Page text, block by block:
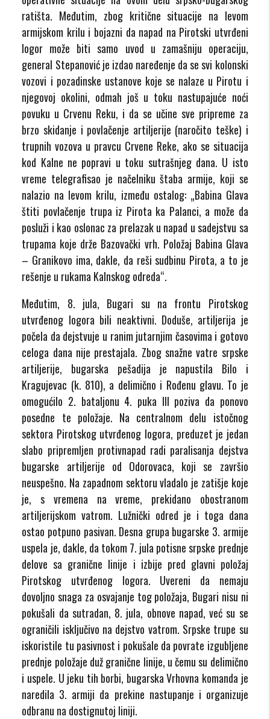
ratišta. Međutim, zbog kritične situacije na levom
armijskom krilu i bojazni da napad na Pirotski utvrđeni
logor može biti samo uvod u zamašniju operaciju,
general Stepanović je izdao naređenje da se svi kolonski
vozovi i pozadinske ustanove koje se nalaze u Pirotu i
njegovoj okolini, odmah još u toku nastupajuće noći
povuku u Crvenu Reku, i da se učine sve pripreme za
brzo skidanje i povlačenje artiljerije (naročito teške) i
trupnih vozova u pravcu Crvene Reke, ako se situacija
kod Kalne ne popravi u toku sutrašnjeg dana. U isto
vreme telegrafisao je načelniku štaba armije, koji se
nalazio na levom krilu, između ostalog: „Babina Glava
štiti povlačenje trupa iz Pirota ka Palanci, a može da
posluži i kao oslonac za prelazak u napad u sadejstvu sa
trupama koje drže Bazovački vrh. Položaj Babina Glava
– Granikovo ima, dakle, da reši sudbinu Pirota, a to je
rešenje u rukama Kalnskog odreda“.
Međutim, 8. jula, Bugari su na frontu Pirotskog
utvrđenog logora bili neaktivni. Doduše, artiljerija je
počela da dejstvuje u ranim jutarnjim časovima i gotovo
celoga dana nije prestajala. Zbog snažne vatre srpske
artiljerije, bugarska pešadija je napustila Bilo i
Kragujevac (k. 810), a delimično i Rođenu glavu. To je
omogućilo 2. bataljonu 4. puka III poziva da ponovo
posedne te položaje. Na centralnom delu istočnog
sektora Pirotskog utvrđenog logora, preduzet je jedan
slabo pripremljen protivnapad radi paralisanja dejstva
bugarske artiljerije od Odorovaca, koji se završio
neuspešno. Na zapadnom sektoru vladalo je zatišje koje
je, s vremena na vreme, prekidano obostranom
artiljerijskom vatrom. Lužnički odred je i toga dana
ostao potpuno pasivan. Desna grupa bugarske 3. armije
uspela je, dakle, da tokom 7. jula potisne srpske prednje
delove sa granične linije i izbije pred glavni položaj
Pirotskog utvrđenog logora. Uvereni da nemaju
dovoljno snaga za osvajanje tog položaja, Bugari nisu ni
pokušali da sutradan, 8. jula, obnove napad, već su se
ograničili isključivo na dejstvo vatrom. Srpske trupe su
iskoristile tu pasivnost i pokušale da povrate izgubljene
prednje položaje duž granične linije, u čemu su delimično
i uspele. U jeku tih borbi, bugarska Vrhovna komanda je
naredila 3. armiji da prekine nastupanje i organizuje
odbranu na dostignutoj liniji.